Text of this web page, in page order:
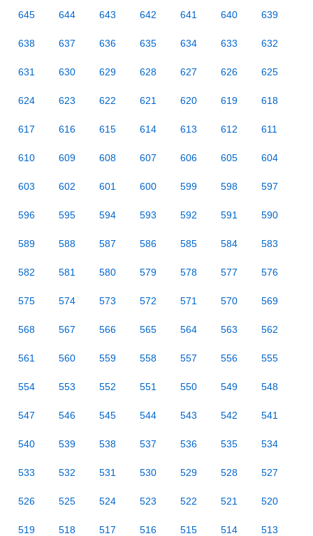
645 644 643 642 641 640 639
638 637 636 635 634 633 632
631 630 629 628 627 626 625
624 623 622 621 620 619 618
617 616 615 614 613 612 611
610 609 608 607 606 605 604
603 602 601 600 599 598 597
596 595 594 593 592 591 590
589 588 587 586 585 584 583
582 581 580 579 578 577 576
575 574 573 572 571 570 569
568 567 566 565 564 563 562
561 560 559 558 557 556 555
554 553 552 551 550 549 548
547 546 545 544 543 542 541
540 539 538 537 536 535 534
533 532 531 530 529 528 527
526 525 524 523 522 521 520
519 518 517 516 515 514 513